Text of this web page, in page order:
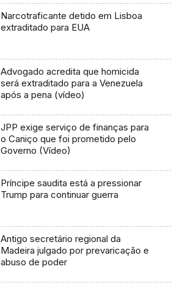
Narcotraficante detido em Lisboa
extraditado para EUA
Advogado acredita que homicida
será extraditado para a Venezuela
após a pena (vídeo)
JPP exige serviço de finanças para
o Caniço que foi prometido pelo
Governo (Vídeo)
Príncipe saudita está a pressionar
Trump para continuar guerra
Antigo secretário regional da
Madeira julgado por prevaricação e
abuso de poder